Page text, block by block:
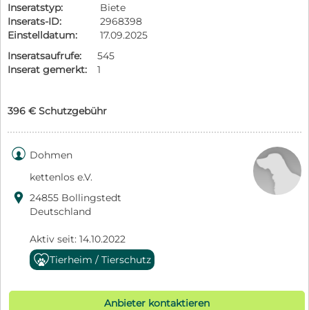
Inseratstyp:
Biete
Inserats-ID:
2968398
Einstelldatum:
17.09.2025
Inseratsaufrufe:
545
Inserat gemerkt:
1
396 € Schutzgebühr
 Dohmen
kettenlos e.V.
 24855 Bollingstedt
Deutschland
Aktiv seit: 14.10.2022
Tierheim / Tierschutz
Anbieter kontaktieren